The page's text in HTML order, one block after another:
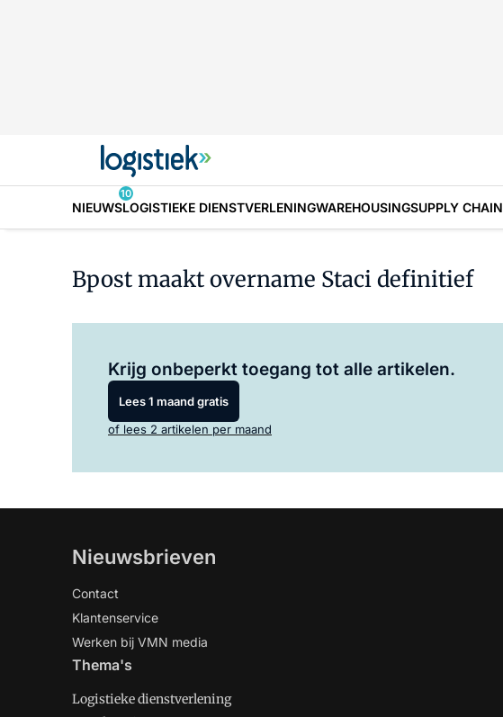
NIEUWS
10
LOGISTIEKE DIENSTVERLENINGWAREHOUSINGSUPPLY CHAIN
Bpost maakt overname Staci definitief
Krijg onbeperkt toegang tot alle artikelen.
Lees 1 maand gratis
of lees 2 artikelen per maand
Nieuwsbrieven
Contact
Klantenservice
Werken bij VMN media
Thema's
Logistieke dienstverlening